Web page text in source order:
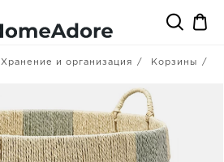
Хранение и организация Корзины